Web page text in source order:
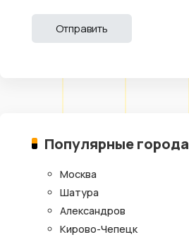
Популярные города
Москва
Шатура
Александров
Кирово-Чепецк